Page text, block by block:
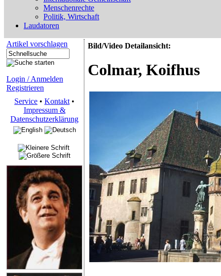
Menschenrechte
Politik, Wirtschaft
Laudatoren
Artikel vorschlagen
Login / Anmelden
Registrieren
Service • Kontakt •
Impressum &
Datenschutzerklärung
Bild/Video Detailansicht:
Colmar, Koifhus